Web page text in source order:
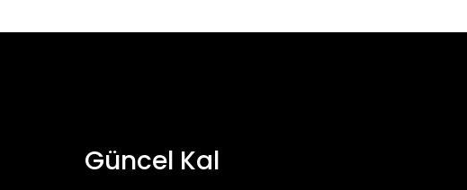
Güncel Kal